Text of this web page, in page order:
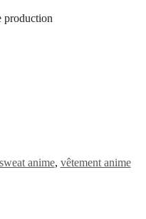
production
sweat anime, vêtement anime